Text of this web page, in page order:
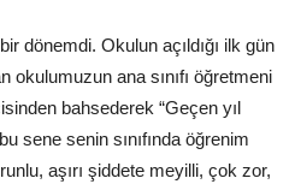
dönemdi. Okulun açıldığı ilk gün
ana sınıfı öğretmeni
bahsederek “Geçen yıl
sene senin sınıfında öğrenim
aşırı şiddete meyilli, çok zor,